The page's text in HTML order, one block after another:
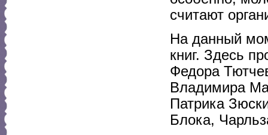
считают
На данный
книг. Здесь
Федора
Владимира
Патрика
Блока,